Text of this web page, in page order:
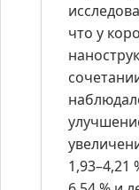
что у
1,93–4,21